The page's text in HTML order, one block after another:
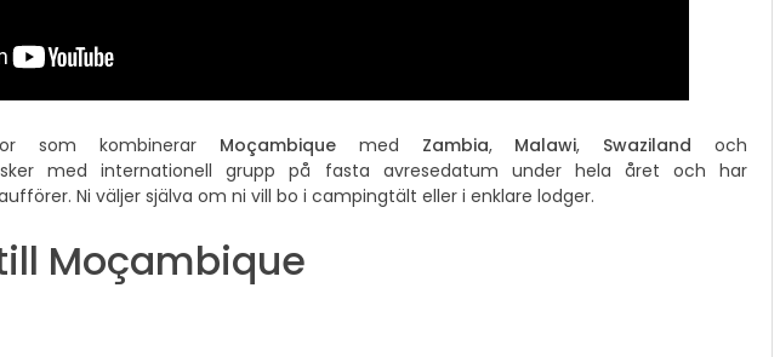
som kombinerar Moçambiquemed Zambia, Malawi, Swaziland och
sker med internationell grupp på fasta avresedatum under hela året och har
Ni väljer själva om ni vill bo i campingtält eller i enklare lodger.
Moçambique